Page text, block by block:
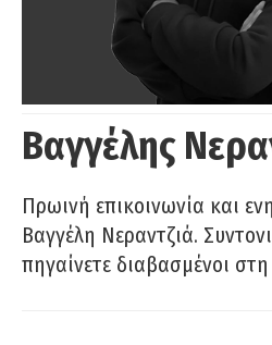
Βαγγέλης
Πρωινή επικοινωνία και
Βαγγέλη Νεραντζιά.
πηγαίνετε διαβασμένοι στη